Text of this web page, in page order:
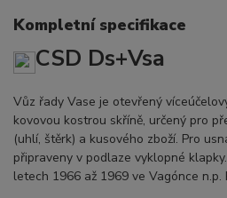
Kompletní specifikace
CSD Ds+Vsa
Vůz řady Vase je otevřený
kovovou kostrou skříně, určený pro
(uhlí, štěrk) a kusového zboží. Pro
připraveny v podlaze vyklopné
letech 1966 až 1969 ve Vagónce n.p.